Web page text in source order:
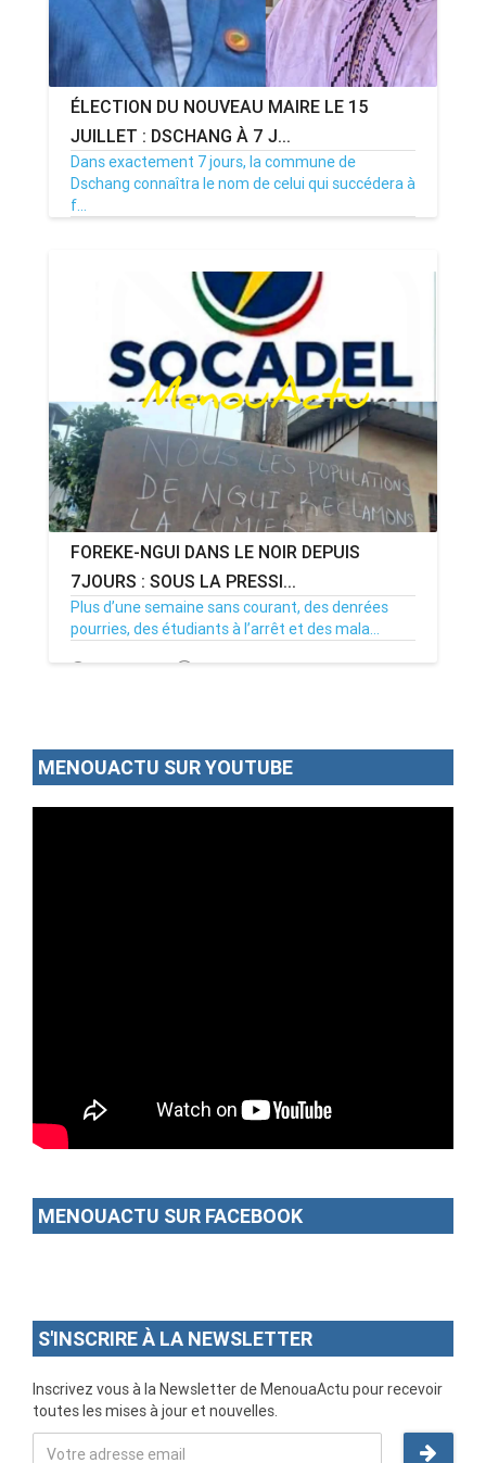
ÉLECTION DU NOUVEAU MAIRE LE 15
JUILLET : DSCHANG À 7 J...
Dans exactement 7 jours, la commune de
Dschang connaîtra le nom de celui qui succédera à
f...
FOREKE-NGUI DANS LE NOIR DEPUIS
7JOURS : SOUS LA PRESSI...
Plus d’une semaine sans courant, des denrées
pourries, des étudiants à l’arrêt et des mala...
02/07/26 Par MenouActu 0
MENOUACTU SUR YOUTUBE
MENOUACTU SUR FACEBOOK
S'INSCRIRE À LA NEWSLETTER
Inscrivez vous à la Newsletter de MenouaActu pour recevoir
toutes les mises à jour et nouvelles.